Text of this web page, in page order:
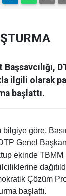
ilgili olarak
başlattı.
bilgiye göre,
Genel
ekinde
Çözüm
başlattı.